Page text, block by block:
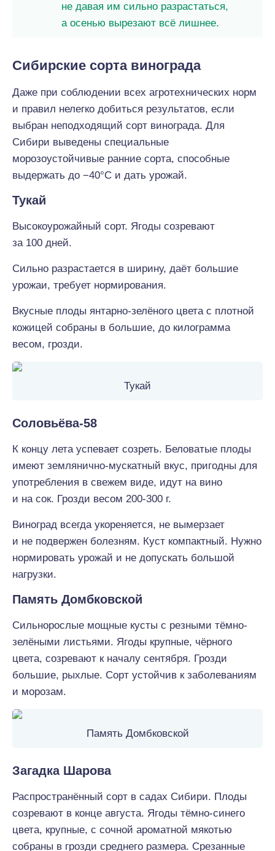
не давая им сильно разрастаться,
а осенью вырезают всё лишнее.
Сибирские сорта винограда
Даже при соблюдении всех агротехнических норм
и правил нелегко добиться результатов, если
выбран неподходящий сорт винограда. Для
Сибири выведены специальные
морозоустойчивые ранние сорта, способные
выдержать до −40°С и дать урожай.
Тукай
Высокоурожайный сорт. Ягоды созревают
за 100 дней.
Сильно разрастается в ширину, даёт большие
урожаи, требует нормирования.
Вкусные плоды янтарно-зелёного цвета с плотной
кожицей собраны в большие, до килограмма
весом, грозди.
Тукай
Соловьёва-58
К концу лета успевает созреть. Беловатые плоды
имеют землянично-мускатный вкус, пригодны для
употребления в свежем виде, идут на вино
и на сок. Грозди весом 200-300 г.
Виноград всегда укореняется, не вымерзает
и не подвержен болезням. Куст компактный. Нужно
нормировать урожай и не допускать большой
нагрузки.
Память Домбковской
Сильнорослые мощные кусты с резными тёмно-
зелёными листьями. Ягоды крупные, чёрного
цвета, созревают к началу сентября. Грозди
большие, рыхлые. Сорт устойчив к заболеваниям
и морозам.
Память Домбковской
Загадка Шарова
Распространённый сорт в садах Сибири. Плоды
созревают в конце августа. Ягоды тёмно-синего
цвета, крупные, с сочной ароматной мякотью
собраны в грозди среднего размера. Срезанные